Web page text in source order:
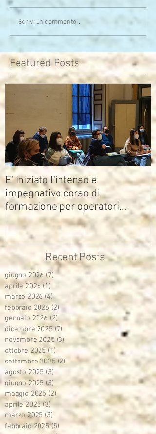
Serata calda sia di clima
che di pensieri
Scrivi un commento...
Featured Posts
E' iniziato l'intenso e
impegnativo corso di
formazione per operatori
multimediali Avisco
Recent Posts
giugno 2026 (7) 7 post
aprile 2026 (1)
marzo 2026 (4)4 post
febbraio 2026 (2)2 post
gennaio 2026 (2)2 post
dicembre 2025 (7) 7 post
novembre 2025 (3)3 post
ottobre 2025 (1) 1 post
settembre 2025 (2) 2 post
agosto 2025 (3)
giugno 2025 (3)3 post
maggio 2025 (2) 2 post
aprile 2025 (3)3 post
marzo 2025 (3) 3 post
febbraio 2025 (5) 5 post